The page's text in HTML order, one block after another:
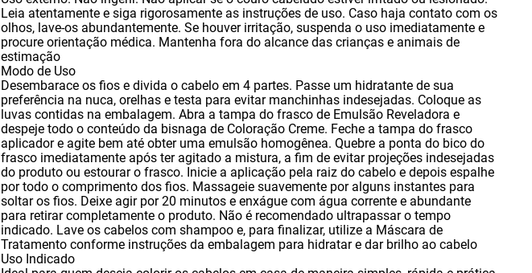
Leia atentamente e siga rigorosamente as instruções de uso. Caso haja contato com os
olhos, lave-os abundantemente. Se houver irritação, suspenda o uso imediatamente e
procure orientação médica. Mantenha fora do alcance das crianças e animais de
estimação
Modo de Uso
Desembarace os fios e divida o cabelo em 4 partes. Passe um hidratante de sua
preferência na nuca, orelhas e testa para evitar manchinhas indesejadas. Coloque as
luvas contidas na embalagem. Abra a tampa do frasco de Emulsão Reveladora e
despeje todo o conteúdo da bisnaga de Coloração Creme. Feche a tampa do frasco
aplicador e agite bem até obter uma emulsão homogênea. Quebre a ponta do bico do
frasco imediatamente após ter agitado a mistura, a fim de evitar projeções indesejadas
do produto ou estourar o frasco. Inicie a aplicação pela raiz do cabelo e depois espalhe
por todo o comprimento dos fios. Massageie suavemente por alguns instantes para
soltar os fios. Deixe agir por 20 minutos e enxágue com água corrente e abundante
para retirar completamente o produto. Não é recomendado ultrapassar o tempo
indicado. Lave os cabelos com shampoo e, para finalizar, utilize a Máscara de
Tratamento conforme instruções da embalagem para hidratar e dar brilho ao cabelo
Uso Indicado